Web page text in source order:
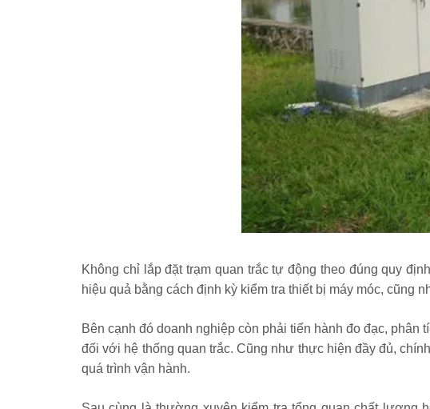
Không chỉ lắp đặt trạm quan trắc tự động theo đúng quy
hiệu quả bằng cách định kỳ kiểm tra thiết bị máy móc,
Bên cạnh đó doanh nghiệp còn phải tiến hành đo đạc, phân
đối với hệ thống quan trắc. Cũng như thực hiện đầy đủ,
quá trình vận hành.